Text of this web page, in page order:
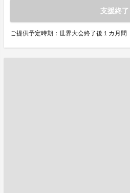
支援終了
ご提供予定時期：世界大会終了後１カ月間